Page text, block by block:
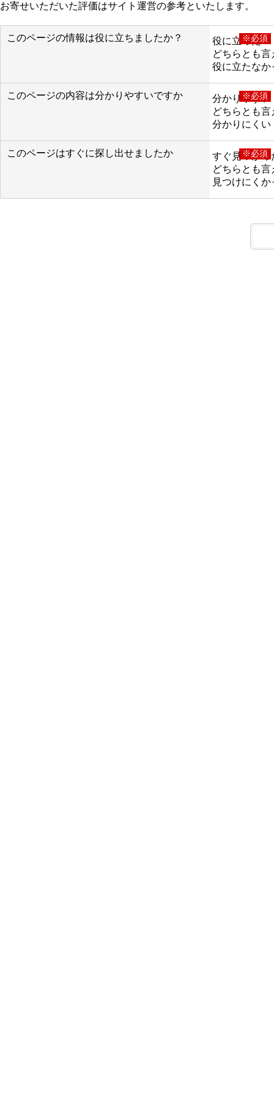
お寄せいただいた評価はサイト運営の参考といたします。
このページの情報は役に立ちましたか？ ※必須
役に立った
どちらとも言
役に立たなか
このページの内容は分かりやすいですか ※必須
分かりやすい
どちらとも言
分かりにくい
このページはすぐに探し出せましたか ※必須
すぐ見つかっ
どちらとも言
見つけにくか